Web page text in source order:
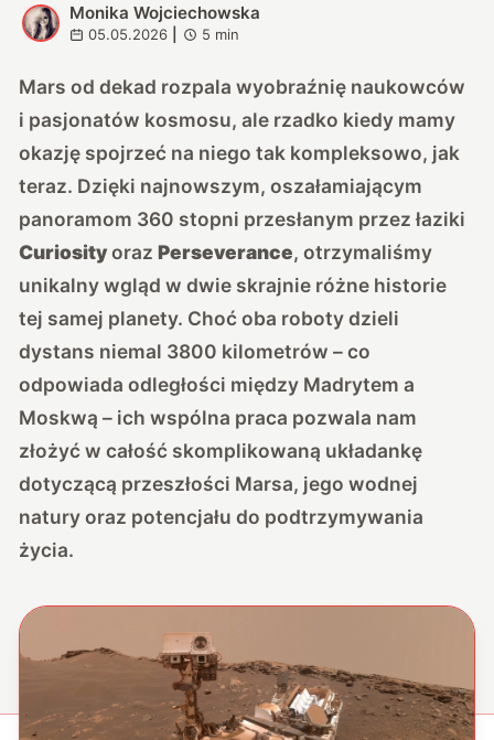
M
Monika Wojciechowska
05.05.2026 5 min
Mars od dekad rozpala wyobraźnię naukowców
i pasjonatów kosmosu, ale rzadko kiedy mamy
okazję spojrzeć na niego tak kompleksowo, jak
teraz. Dzięki najnowszym, oszałamiającym
panoramom 360 stopni przesłanym przez łaziki
CuriosityorazPerseverance, otrzymaliśmy
unikalny wgląd w dwie skrajnie różne historie
tej samej planety. Choć oba roboty dzieli
dystans niemal 3800 kilometrów – co
odpowiada odległości między Madrytem a
Moskwą – ich wspólna praca pozwala nam
złożyć w całość skomplikowaną układankę
dotyczącą przeszłości Marsa, jego wodnej
natury oraz potencjału do podtrzymywania
życia.